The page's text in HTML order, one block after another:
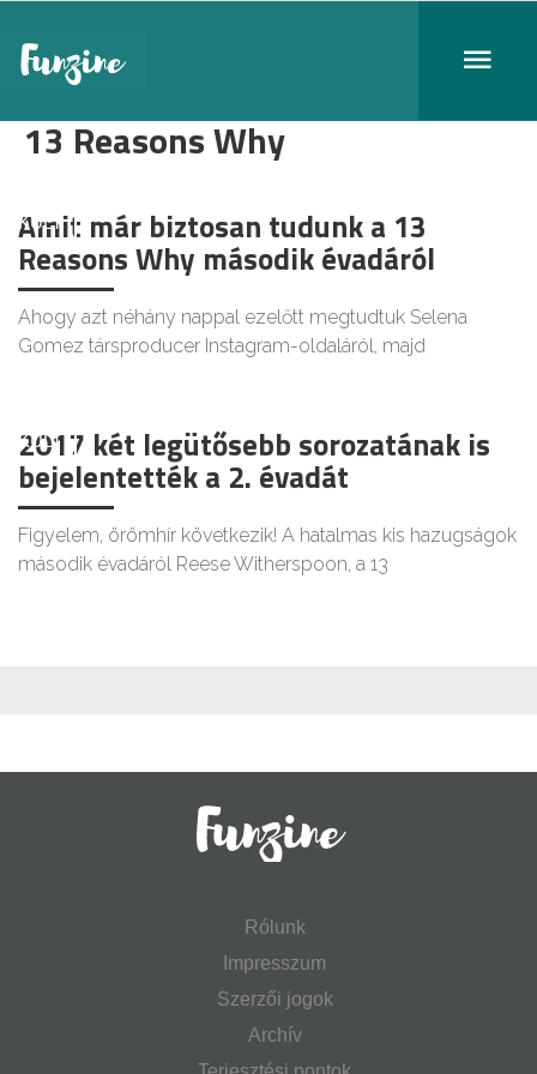
13 Reasons Why
KULT
Amit már biztosan tudunk a 13
Reasons Why második évadáról
Ahogy azt néhány nappal ezelőtt megtudtuk Selena
Gomez társproducer Instagram-oldaláról, majd
KULT
2017 két legütősebb sorozatának is
bejelentették a 2. évadát
Figyelem, örömhír következik! A hatalmas kis hazugságok
második évadáról Reese Witherspoon, a 13
Rólunk
Impresszum
Szerzői jogok
Archív